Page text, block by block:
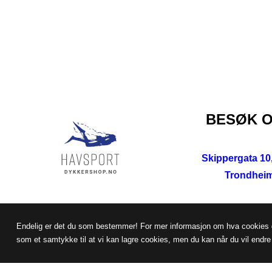
BESØK
Skippergata
Endelig er det du som bestemmer! For mer informasjon om hva
som et samtykke til at vi kan lagre cookies, men du kan når du vil